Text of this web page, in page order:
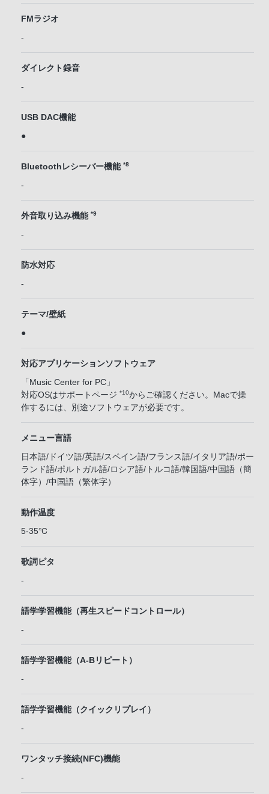
FMラジオ
-
ダイレクト録音
-
USB DAC機能
●
Bluetoothレシーバー機能 *8
-
外音取り込み機能 *9
-
防水対応
-
テーマ/壁紙
●
対応アプリケーションソフトウェア
「Music Center for PC」
対応OSはサポートページ *10からご確認ください。Macで操
作するには、別途ソフトウェアが必要です。
メニュー言語
日本語/ドイツ語/英語/スペイン語/フランス語/イタリア語/ポー
ランド語/ポルトガル語/ロシア語/トルコ語/韓国語/中国語（簡
体字）/中国語（繁体字）
動作温度
5-35℃
歌詞ピタ
-
語学学習機能（再生スピードコントロール）
-
語学学習機能（A-Bリピート）
-
語学学習機能（クイックリプレイ）
-
ワンタッチ接続(NFC)機能
-